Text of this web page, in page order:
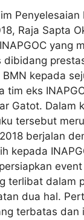
Raja Sapta
yang
kepada
eks
Gatot. Dalam
tersebut
berjalan
kepada
terlibat dalam
dua hal.
terbatas dan